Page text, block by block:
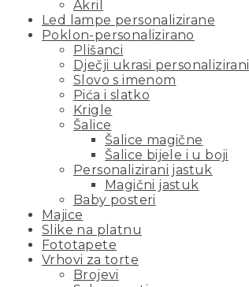
Akril
Led lampe personalizirane
Poklon-personalizirano
Plišanci
Dječji ukrasi personalizirani
Slovo s imenom
Pića i slatko
Krigle
Šalice
Šalice magične
Šalice bijele i u boji
Personalizirani jastuk
Magični jastuk
Baby posteri
Majice
Slike na platnu
Fototapete
Vrhovi za torte
Brojevi